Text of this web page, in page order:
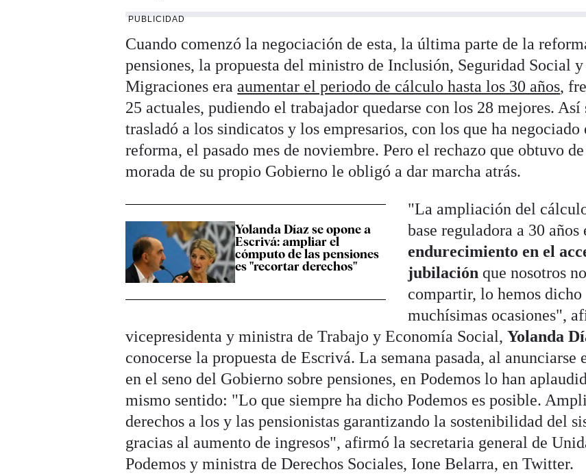
PUBLICIDAD
Cuando comenzó la negociación de esta, la última parte de la
pensiones, la propuesta del ministro de Inclusión, Seguridad Social y
Migraciones era aumentar el periodo de cálculo hasta los 30 años,
25 actuales, pudiendo el trabajador quedarse con los 28 mejores. Así
trasladó a los sindicatos y los empresarios, con los que ha negociado
reforma, el pasado mes de noviembre. Pero el rechazo que obtuvo
morada de su propio Gobierno le obligó a dar marcha atrás.
Yolanda Díaz se opone a
Escrivá: ampliar el
cómputo de las pensiones
es "recortar derechos"
"La ampliación del
base reguladora a 30 años
endurecimiento en el
jubilaciónque nosotros
compartir, lo hemos dicho
muchísimas ocasiones",
vicepresidenta y ministra de Trabajo y Economía Social,Yolanda
conocerse la propuesta de Escrivá. La semana pasada, al anunciarse
en el seno del Gobierno sobre pensiones, en Podemos lo han
mismo sentido: "Lo que siempre ha dicho Podemos es posible.
derechos a los y las pensionistas garantizando la sostenibilidad del
gracias al aumento de ingresos", afirmó la secretaria general de
Podemos y ministra de Derechos Sociales, Ione Belarra, en Twitter.